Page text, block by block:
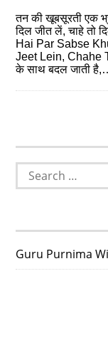
तन की खूबसूरती एक
दिल जीत लें, चाहे तो
Hai Par Sabse
Jeet Lein, Chahe
के साथ बदल जाती
Search
for:
Guru Purnima